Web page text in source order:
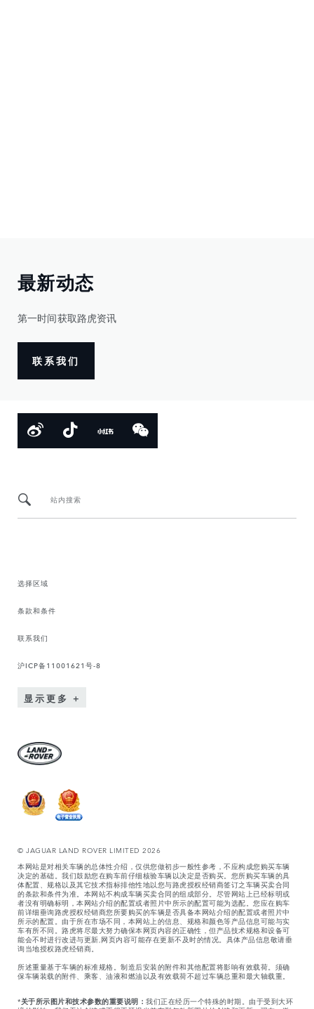
最新动态
第一时间获取路虎资讯
联系我们
站内搜索
选择区域
条款和条件
联系我们
沪ICP备11001621号-8
显示更多
© JAGUAR LAND ROVER LIMITED 2026
本网站是对相关车辆的总体性介绍，仅供您做初步一般性参考，不应构成您购买车辆
决定的基础。我们鼓励您在购车前仔细核验车辆以决定是否购买。您所购买车辆的具
体配置、规格以及其它技术指标排他性地以您与路虎授权经销商签订之车辆买卖合同
的条款和条件为准。本网站不构成车辆买卖合同的组成部分。尽管网站上已经标明或
者没有明确标明，本网站介绍的配置或者照片中所示的配置可能为选配。您应在购车
前详细垂询路虎授权经销商您所要购买的车辆是否具备本网站介绍的配置或者照片中
所示的配置。由于所在市场不同，本网站上的信息、规格和颜色等产品信息可能与实
车有所不同。路虎将尽最大努力确保本网页内容的正确性，但产品技术规格和设备可
能会不时进行改进与更新,网页内容可能存在更新不及时的情况。具体产品信息敬请垂
询当地授权路虎经销商。
所述重量基于车辆的标准规格。制造后安装的附件和其他配置将影响有效载荷。须确
保车辆装载的附件、乘客、油液和燃油以及有效载荷不超过车辆总重和最大轴载重。
*关于所示图片和技术参数的重要说明： 我们正在经历一个特殊的时期。由于受到大环